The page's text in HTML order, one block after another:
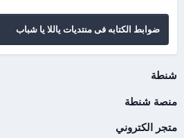
ضوابط الكتابه فى منتديات ياللا يا شباب
شنطة
منصة شنطة
متجر الكتروني